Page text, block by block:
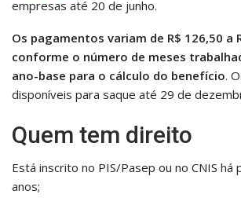
empresas até 20 de junho.
Os pagamentos variam de R$ 126,50 a
conforme o número de meses
ano-base para o cálculo do benefício.
disponíveis para saque até 29 de
Quem tem direito
Está inscrito no PIS/Pasep ou no CNIS há
anos;